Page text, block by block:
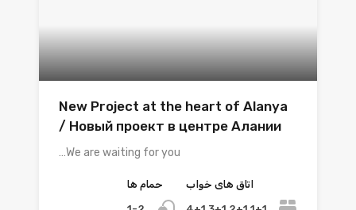
New Project at the heart of Alanya
/ Новый проект в центре Алании
We are waiting for you…
اتاق های خواب حمام ها